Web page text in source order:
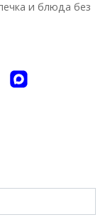
и блюда без